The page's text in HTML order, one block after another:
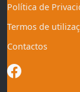
Política de
Termos de
Contactos